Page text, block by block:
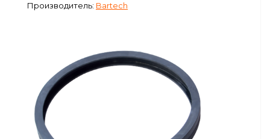
Сейфы
Производитель: Bartech